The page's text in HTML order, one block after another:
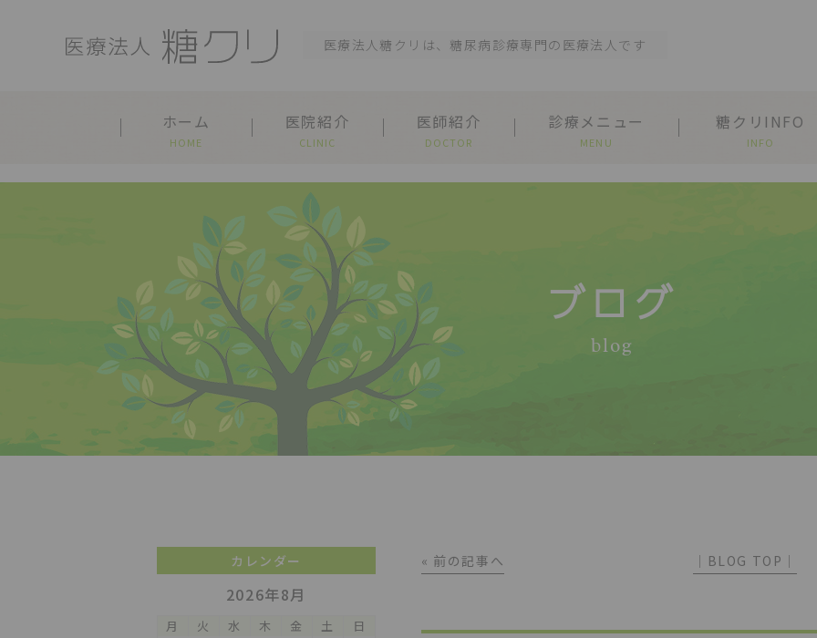
医療法人糖クリは、糖尿病診療専門の医療法人です
ホーム
HOME
医院紹介
CLINIC
医師紹介
DOCTOR
診療メニュー
MENU
糖クリINFO
INFO
ブログ
blog
« 前の記事へ │BLOG TOP│
カレンダー
2026年8月
月 火 水 木 金 土 日